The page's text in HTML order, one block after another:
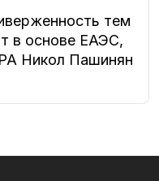
тем
в основе ЕАЭС,
Никол Пашинян